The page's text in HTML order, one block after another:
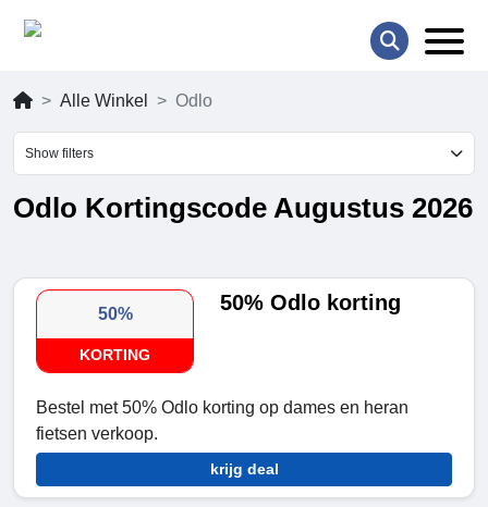
Alle Winkel Odlo
Show filters
Odlo Kortingscode Augustus 2026
50%
KORTING
50% Odlo korting
Bestel met 50% Odlo korting op dames en heran
fietsen verkoop.
krijg deal